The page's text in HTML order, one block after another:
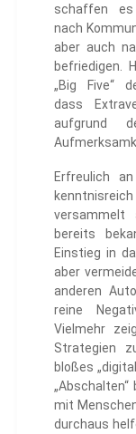
schaffen es
nach
aber auch
befriedigen.
„Big Five“
dass
aufgrund
Erfreulich
versammelt
bereits
Einstieg in
aber
anderen
reine
Vielmehr
Strategien
bloßes
„Abschalten“
mit
durchaus